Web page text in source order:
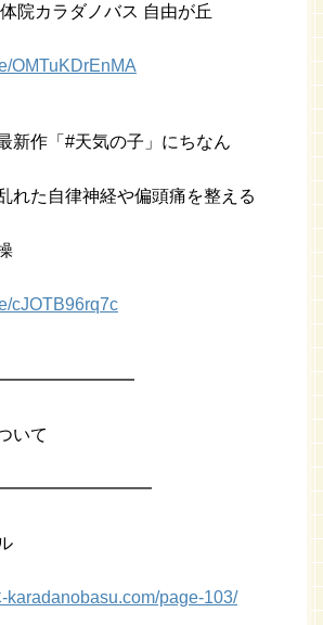
院カラダノバス 自由が丘
OMTuKDrEnMA
新作「#天気の子」にちなん
た自律神経や偏頭痛を整える
cJOTB96rq7c
いて
karadanobasu.com/page-103/